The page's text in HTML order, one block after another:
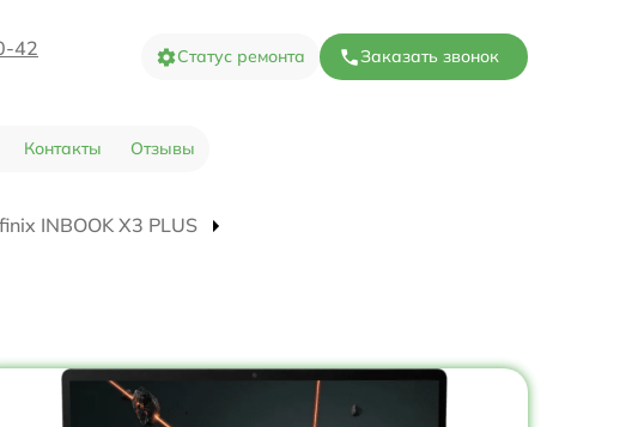
42 Статус ремонта Заказать звонок
Контакты Отзывы
INBOOK X3 PLUS